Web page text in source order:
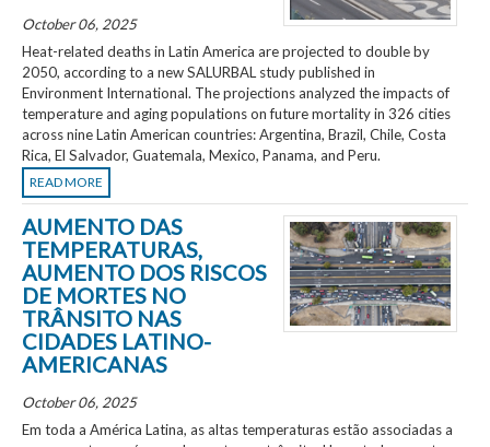
October 06, 2025
Heat-related deaths in Latin America are projected to double by
2050, according to a new SALURBAL study published in
Environment International. The projections analyzed the impacts of
temperature and aging populations on future mortality in 326 cities
across nine Latin American countries: Argentina, Brazil, Chile, Costa
Rica, El Salvador, Guatemala, Mexico, Panama, and Peru.
READ MORE
AUMENTO DAS
TEMPERATURAS,
AUMENTO DOS RISCOS
DE MORTES NO
TRÂNSITO NAS
CIDADES LATINO-
AMERICANAS
October 06, 2025
Em toda a América Latina, as altas temperaturas estão associadas a